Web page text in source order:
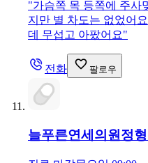
"가슴쪽 목 등쪽에 주사
지만 별 차도는 없었어
데 무섭고 아팠어요"
전화 팔로우
늘푸른연세의원 정